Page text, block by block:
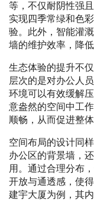
等，不仅耐阴性强
实现四季常绿和色
验。此外，智能灌
墙的维护效率，降低
生态体验的提升不
层次的是对办公人
环境可以有效缓解
意盎然的空间中工
顺畅，从而促进整
空间布局的设计同
办公区的背景墙，
用。通过合理分布
开放与通透感，使
建宇大厦为例，其